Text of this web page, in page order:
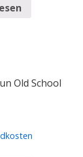
Old School